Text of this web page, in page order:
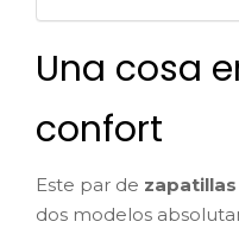
Una cosa
confort
Este par de
dos modelos